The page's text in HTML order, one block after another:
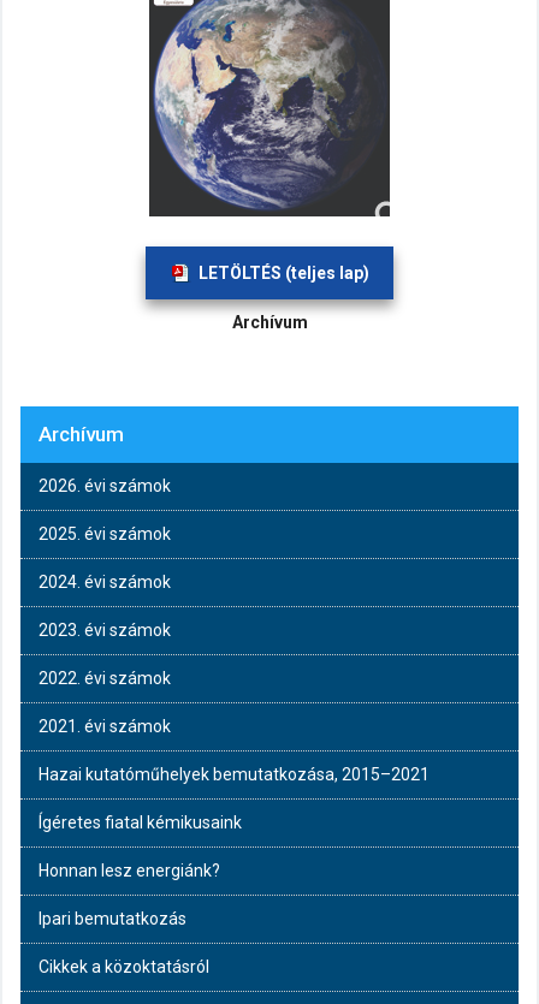
LETÖLTÉS (teljes lap)
Archívum
Archívum
2026. évi számok
2025. évi számok
2024. évi számok
2023. évi számok
2022. évi számok
2021. évi számok
Hazai kutatóműhelyek bemutatkozása, 2015–2021
Ígéretes fiatal kémikusaink
Honnan lesz energiánk?
Ipari bemutatkozás
Cikkek a közoktatásról